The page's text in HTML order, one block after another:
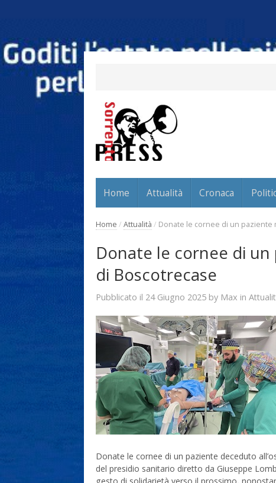
Home Attualità Cronaca
Home / Attualità / Donate le cornee di un paziente
Donate le cornee di
di Boscotrecase
Pubblicato il 24 Giugno 2025 by Max in
Donate le cornee di un paziente deceduto
del presidio sanitario diretto da Giuseppe